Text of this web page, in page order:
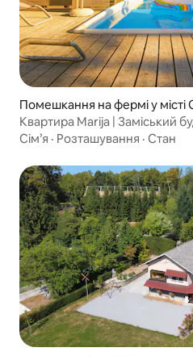
Помешкання на фермі у місті
Квартира Marija | Заміський
Сім’я · Розташування · Стан